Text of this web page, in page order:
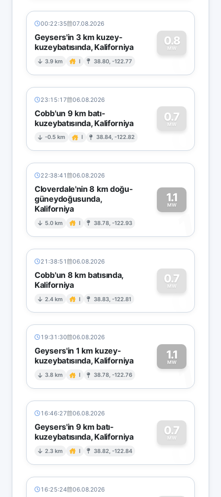
00:22:35 07.08.2026
Geysers'in 3 km kuzey-
kuzeybatısında, Kaliforniya
3.9 km I 38.80, -122.77
0.8
MW
0
23:15:17 06.08.2026
Cobb'un 9 km batı-
kuzeybatısında, Kaliforniya
-0.5 km I 38.84, -122.82
0.7
MW
0
22:38:41 06.08.2026
Cloverdale'nin 8 km doğu-
güneydoğusunda,
Kaliforniya
5.0 km I 38.78, -122.93
1.1
MW
1
21:38:51 06.08.2026
Cobb'un 8 km batısında,
Kaliforniya
2.4 km I 38.83, -122.81
0.7
MW
0
19:31:30 06.08.2026
Geysers'in 1 km kuzey-
kuzeybatısında, Kaliforniya
3.8 km I 38.78, -122.76
1.1
MW1
16:46:27 06.08.2026
Geysers'in 9 km batı-
kuzeybatısında, Kaliforniya
2.3 km I 38.82, -122.84
0.7
MW
0
16:25:24 06.08.2026